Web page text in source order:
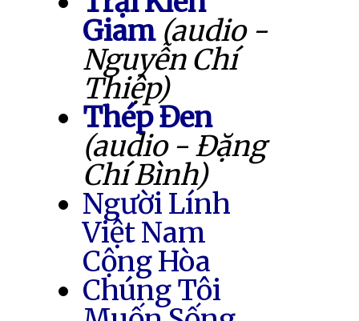
Giam (audio -
Nguyễn Chí
Thiệp)
Thép Đen
(audio - Đặng
Chí Bình)
Người Lính
Việt Nam
Cộng Hòa
Chúng Tôi